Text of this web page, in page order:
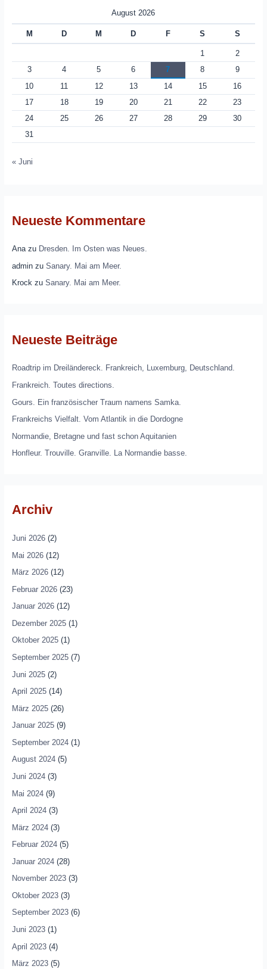
August 2026
M D M D F S S
1
2
3
4 5 6 7 8
9
10
11 12 13 14 15
16
17
18 19 20 21 22
23
24
25 26 27 28 29
30
31
« Juni
Neueste Kommentare
Anazu Dresden. Im Osten was Neues.
adminzu Sanary. Mai am Meer.
Krockzu Sanary. Mai am Meer.
Neueste Beiträge
Roadtrip im Dreiländereck. Frankreich, Luxemburg, Deutschland.
Frankreich. Toutes directions.
Gours. Ein französischer Traum namens Samka.
Frankreichs Vielfalt. Vom Atlantik in die Dordogne
Normandie, Bretagne und fast schon Aquitanien
Honfleur. Trouville. Granville. La Normandie basse.
Archiv
Juni 2026(2)
Mai 2026(12)
März 2026(12)
Februar 2026(23)
Januar 2026(12)
Dezember 2025(1)
Oktober 2025(1)
September 2025(7)
Juni 2025(2)
April 2025(14)
März 2025(26)
Januar 2025(9)
September 2024(1)
August 2024(5)
Juni 2024(3)
Mai 2024(9)
April 2024(3)
März 2024(3)
Februar 2024(5)
Januar 2024(28)
November 2023(3)
Oktober 2023(3)
September 2023(6)
Juni 2023(1)
April 2023(4)
März 2023(5)